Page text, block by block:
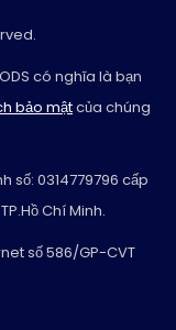
có nghĩa là bạn
bảo mậtcủa chúng
số: 0314779796 cấp
Chí Minh.
số 586/GP-CVT